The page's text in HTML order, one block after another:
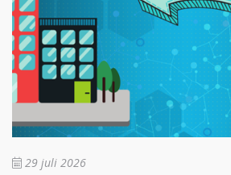
29 juli 2026